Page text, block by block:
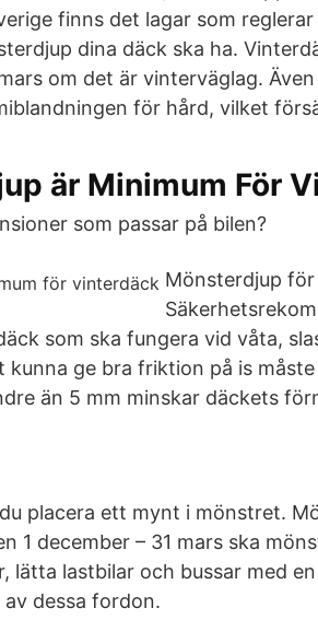
finns det lagar som
dina däck ska ha.
om det är vinterväglag.
för hård, vilket
är Minimum För
som passar på bilen?
Mönsterdjup
som ska fungera vid våta,
ge bra friktion på is
än 5 mm minskar däckets
placera ett mynt i mönstret.
1 december – 31 mars ska
lätta lastbilar och bussar med
dessa fordon.